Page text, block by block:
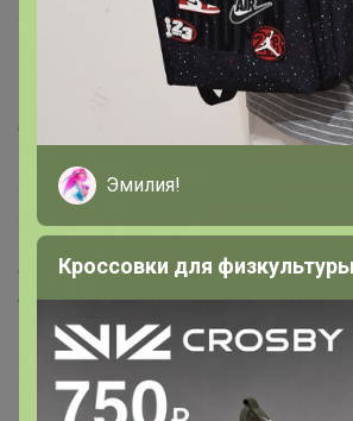
лопух большой (репейник)
корнях лопуха обнаружено до 45%
инулина, 12,3% протеина, эфирное
масло, а также пальмитиновая и
ситостерин и стигмастерин,
лопуха стимулируют регенерацию
желчегонное, антибактериальное и
противодиабетическое действия,
обновляют состав (формулу) крови,
функции желудка и кишечника.
используют как мочегонное
почках, желчном пузыре и мочевом
как жаропонижающее и потогонное
простудных заболеваниях, как
Эмилия!
Кроссовки для физкультуры